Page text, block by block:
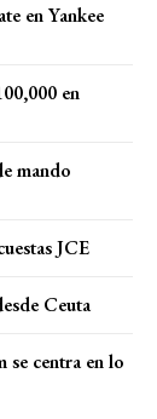
en Yankee
en
mando
JCE
Ceuta
se centra en lo